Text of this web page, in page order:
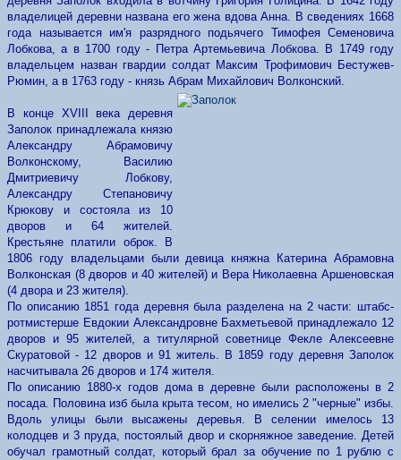
владелицей деревни названа его жена вдова Анна. В сведениях 1668
года называется им'я разрядного подьячего Тимофея Семеновича
Лобкова, а в 1700 году - Петра Артемьевича Лобкова. В 1749 году
владельцем назван гвардии солдат Максим Трофимович Бестужев-
Рюмин, а в 1763 году - князь Абрам Михайлович Волконский.
В конце XVIII века деревня
Заполок принадлежала князю
Александру Абрамовичу
Волконскому, Василию
Дмитриевичу Лобкову,
Александру Степановичу
Крюкову и состояла из 10
дворов и 64 жителей.
Крестьяне платили оброк. В
1806 году владельцами были девица княжна Катерина Абрамовна
Волконская (8 дворов и 40 жителей) и Вера Николаевна Аршеновская
(4 двора и 23 жителя).
По описанию 1851 года деревня была разделена на 2 части: штабс-
ротмистерше Евдокии Александровне Бахметьевой принадлежало 12
дворов и 95 жителей, а титулярной советнице Фекле Алексеевне
Скуратовой - 12 дворов и 91 житель. В 1859 году деревня Заполок
насчитывала 26 дворов и 174 жителя.
По описанию 1880-х годов дома в деревне были расположены в 2
посада. Половина изб была крыта тесом, но имелись 2 "черные" избы.
Вдоль улицы были высажены деревья. В селении имелось 13
колодцев и 3 пруда, постоялый двор и скорняжное заведение. Детей
обучал грамотный солдат, который брал за обучение по 1 рублю с